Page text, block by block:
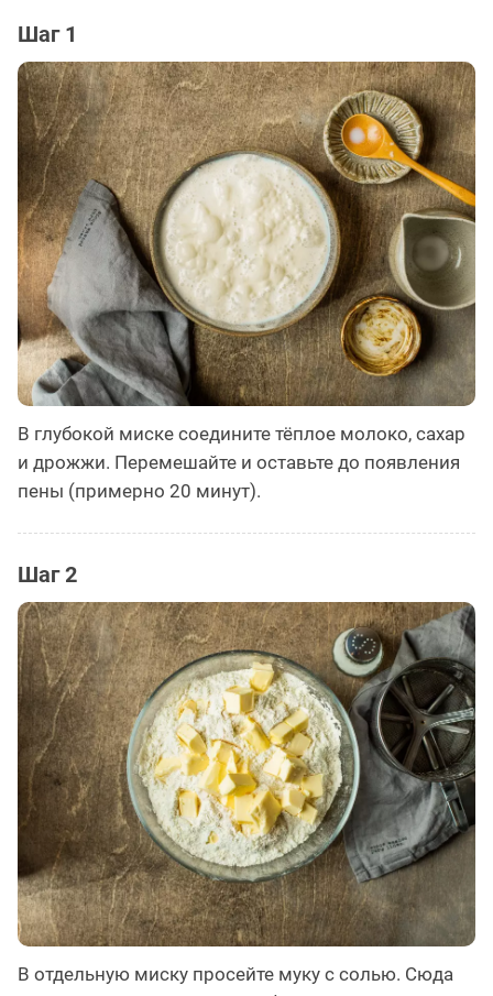
Шаг 1
В глубокой миске соедините тёплое молоко, сахар
и дрожжи. Перемешайте и оставьте до появления
пены (примерно 20 минут).
Шаг 2
В отдельную миску просейте муку с солью. Сюда